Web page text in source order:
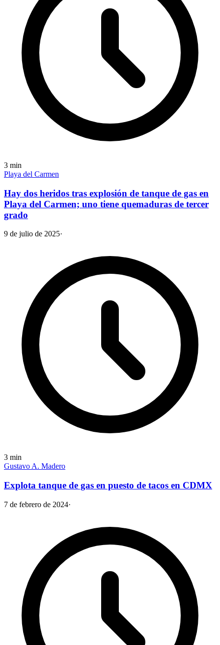
3 min
Playa del Carmen
Hay dos heridos tras explosión de tanque de gas en
Playa del Carmen; uno tiene quemaduras de tercer
grado
9 de julio de 2025·
3 min
Gustavo A. Madero
Explota tanque de gas en puesto de tacos en CDMX
7 de febrero de 2024·